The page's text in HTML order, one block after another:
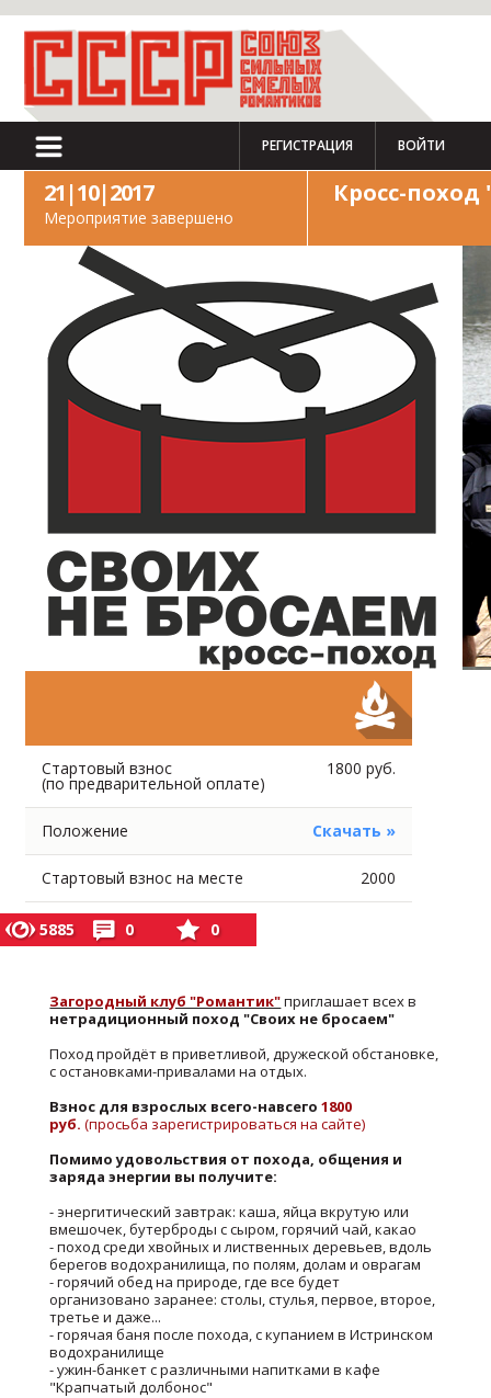
РЕГИСТРАЦИЯ ВОЙТИ
21|10|2017
Мероприятие завершено
Кросс-
Стартовый взнос
(по предварительной оплате)
1800 руб.
Положение Скачать »
Стартовый взнос на месте 2000
5885 0 0
Загородный клуб "Романтик"приглашает всех в
нетрадиционный поход "Своих не бросаем"
Поход пройдёт в приветливой, дружеской обстановке,
с остановками-привалами на отдых.
Взнос для взрослых всего-навсего 1800
руб.(просьба зарегистрироваться на сайте)
Помимо удовольствия от похода, общения и
заряда энергии вы получите:
- энергитический завтрак: каша, яйца вкрутую или
вмешочек, бутерброды с сыром, горячий чай, какао
- поход среди хвойных и лиственных деревьев, вдоль
берегов водохранилища, по полям, долам и оврагам
- горячий обед на природе, где все будет
организовано заранее: столы, стулья, первое, второе,
третье и даже...
- горячая баня после похода, с купанием в Истринском
водохранилище
- ужин-банкет с различными напитками в кафе
"Крапчатый долбонос"